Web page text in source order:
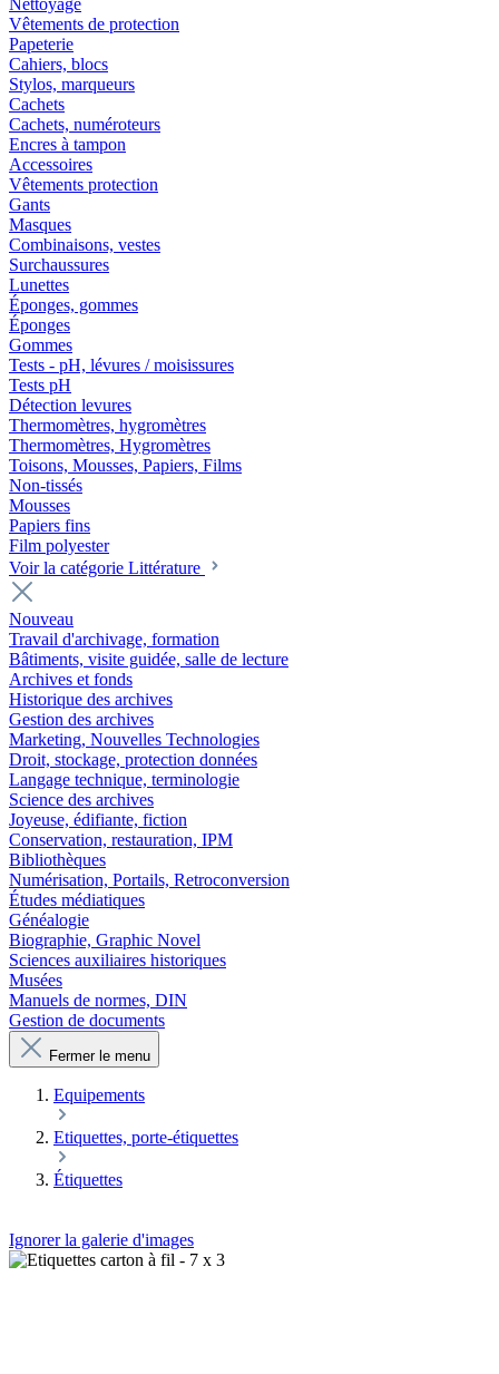
Vêtements de protection
Papeterie
Cahiers, blocs
Stylos, marqueurs
Cachets
Cachets, numéroteurs
Encres à tampon
Accessoires
Vêtements protection
Gants
Masques
Combinaisons, vestes
Surchaussures
Lunettes
Éponges, gommes
Éponges
Gommes
Tests - pH, lévures / moisissures
Tests pH
Détection levures
Thermomètres, hygromètres
Thermomètres, Hygromètres
Toisons, Mousses, Papiers, Films
Non-tissés
Mousses
Papiers fins
Film polyester
Voir la catégorie Littérature
Nouveau
Travail d'archivage, formation
Bâtiments, visite guidée, salle de lecture
Archives et fonds
Historique des archives
Gestion des archives
Marketing, Nouvelles Technologies
Droit, stockage, protection données
Langage technique, terminologie
Science des archives
Joyeuse, édifiante, fiction
Conservation, restauration, IPM
Bibliothèques
Numérisation, Portails, Retroconversion
Études médiatiques
Généalogie
Biographie, Graphic Novel
Sciences auxiliaires historiques
Musées
Manuels de normes, DIN
Gestion de documents
Fermer le menu
Equipements
Etiquettes, porte-étiquettes
Étiquettes
Ignorer la galerie d'images